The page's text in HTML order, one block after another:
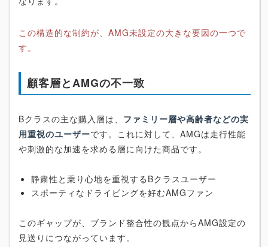
この構造的な制約が、AMG未設定の大きな要因の一つで
す。
顧客層とAMGの不一致
Bクラスの主な購入層は、 ファミリー層や高齢者などの実
用重視のユーザーです。これに対して、AMGは走行性能
や刺激的な加速を求める層に向けた商品です。
静粛性と乗り心地を重視するBクラスユーザー
スポーティなドライビングを好むAMGファン
このギャップが、ブランド整合性の観点からAMG設定の
見送りにつながっています。